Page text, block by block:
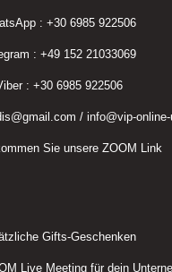
: +30 6985 922506
: +49 152 21033069
: +30 6985 922506
/ info@vip-
Sie unsere ZOOM Link
Gifts-Geschenken
Live Meeting für dein